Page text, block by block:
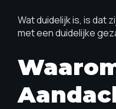
Wat duidelijk is, is dat
met een duidelijke